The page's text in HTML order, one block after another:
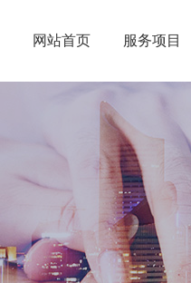
网站首页 服务项目